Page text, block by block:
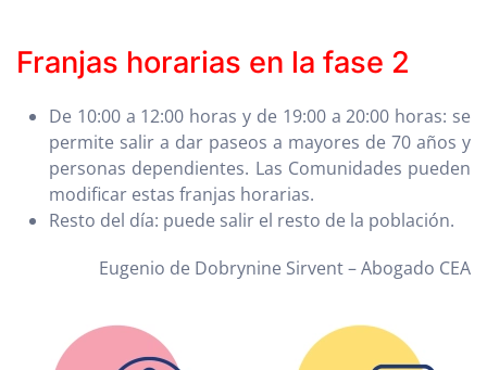
Franjas horarias en la fase 2
De 10:00 a 12:00 horas y de 19:00 a 20:00 horas: se
permite salir a dar paseos a mayores de 70 años y
personas dependientes. Las Comunidades pueden
modificar estas franjas horarias.
Resto del día: puede salir el resto de la población.
Eugenio de Dobrynine Sirvent – Abogado CEA